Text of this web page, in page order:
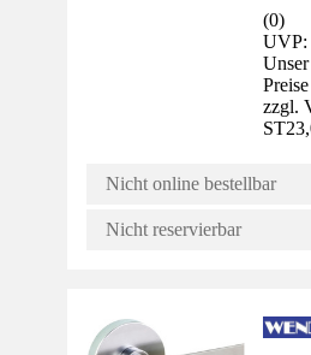
(0)
UVP:
zzgl.
ST
Nicht online bestellbar
Nicht reservierbar